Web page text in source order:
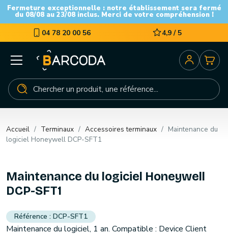
Fermeture exceptionnelle : notre établissement sera fermé
du 08/08 au 23/08 inclus. Merci de votre compréhension !
04 78 20 00 56 4,9 / 5
Accueil Terminaux Accessoires terminaux
Maintenance du
logiciel Honeywell DCP-SFT1
Maintenance du logiciel Honeywell
DCP-SFT1
DCP-SFT1
Maintenance du logiciel, 1 an. Compatible : Device Client